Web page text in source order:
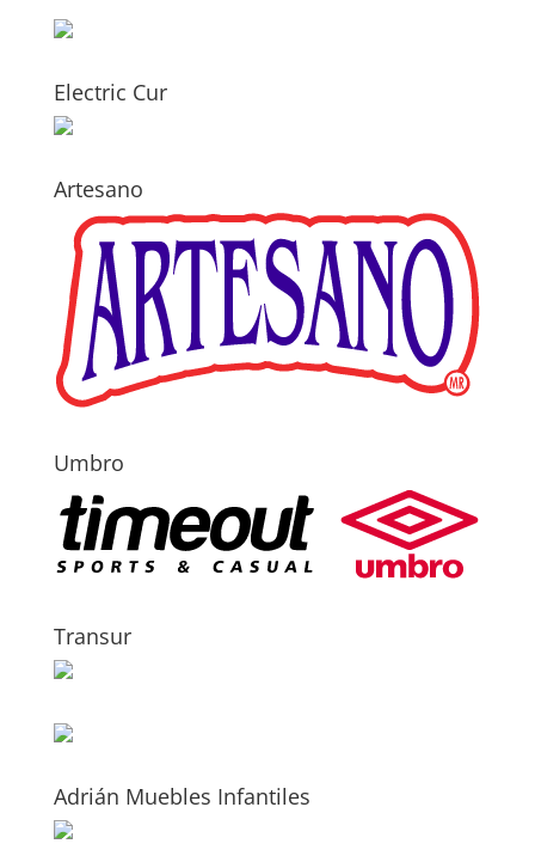
Electric Cur
Artesano
Umbro
Transur
Adrián Muebles Infantiles